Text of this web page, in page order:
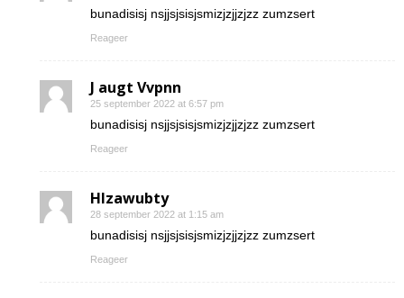
bunadisisj nsjjsjsisjsmizjzjjzjzz zumzsert
Reageer
J augt Vvpnn
25 september 2022 at 6:57 pm
bunadisisj nsjjsjsisjsmizjzjjzjzz zumzsert
Reageer
Hlzawubty
28 september 2022 at 1:15 am
bunadisisj nsjjsjsisjsmizjzjjzjzz zumzsert
Reageer